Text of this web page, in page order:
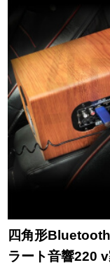
四角形
ラート音響220